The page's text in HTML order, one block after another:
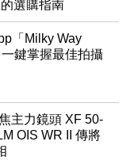
選購指南
「Milky Way
鍵掌握最佳拍攝
主力鏡頭 XF 50-
OIS WR II 傳將